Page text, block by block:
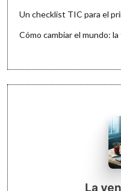
Un checklist TIC para el
Cómo cambiar el mundo: